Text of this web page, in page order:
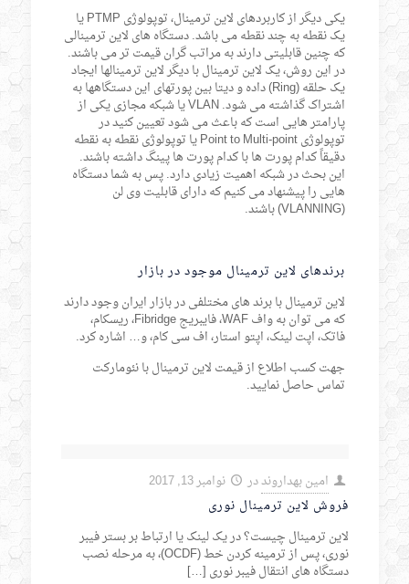
یکی دیگر از کاربردهای لاین ترمینال، توپولوژی PTMP یا
یک نقطه به چند نقطه می باشد. دستگاه های لاین ترمینالی
که چنین قابلیتی دارند به مراتب گران قیمت تر می باشند.
در این روش، یک لاین ترمینال با دیگر لاین ترمینالها ایجاد
یک حلقه (Ring) داده و دیتا بین پورتهای این دستگاهها به
اشتراک گذاشته می شود. VLAN یا شبکه مجازی یکی از
پارامتر هایی است که باعث می شود تعیین کنید در
توپولوژی Point to Multi-point یا توپولوژی نقطه به نقطه
دقیقاً کدام پورت ها با کدام پورت ها پینگ داشته باشند.
این بحث در شبکه اهمیت زیادی دارد. پس به شما دستگاه
هایی را پیشنهاد می کنیم که دارای قابلیت وی لن
(VLANNING) باشند.
برندهای لاین ترمینال موجود در بازار
لاین ترمینال با برند های مختلفی در بازار ایران وجود دارند
که می توان به واف WAF، فایبریج Fibridge، ریسکام،
فاتک، اپت لینک، اپتو استار، اف سی کام، و… اشاره کرد.
جهت کسب اطلاع از قیمت لاین ترمینال با نئومارکت
تماس حاصل نمایید.
امین بهدارونددر
نوامبر 13, 2017
فروش لاین ترمینال نوری
لاین ترمینال چیست؟ در یک لینک یا ارتباط بر بستر فیبر
نوری، پس از ترمینه کردن خط (OCDF)، به مرحله نصب
دستگاه های انتقال فیبر نوری […]